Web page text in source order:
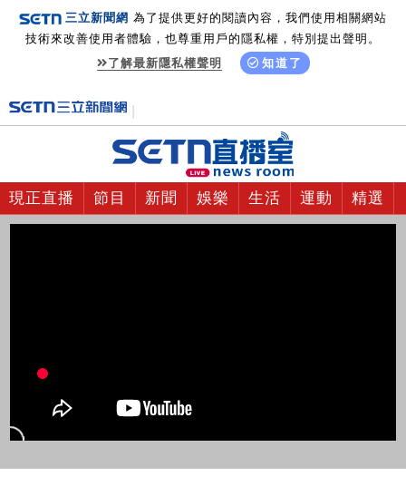
三立新聞網 為了提供更好的閱讀內容，我們使用相關網站
技術來改善使用者體驗，也尊重用戶的隱私權，特別提出聲明。
了解最新隱私權聲明
知道了
現正直播 節目 新聞 娛樂 生活 運動 精選